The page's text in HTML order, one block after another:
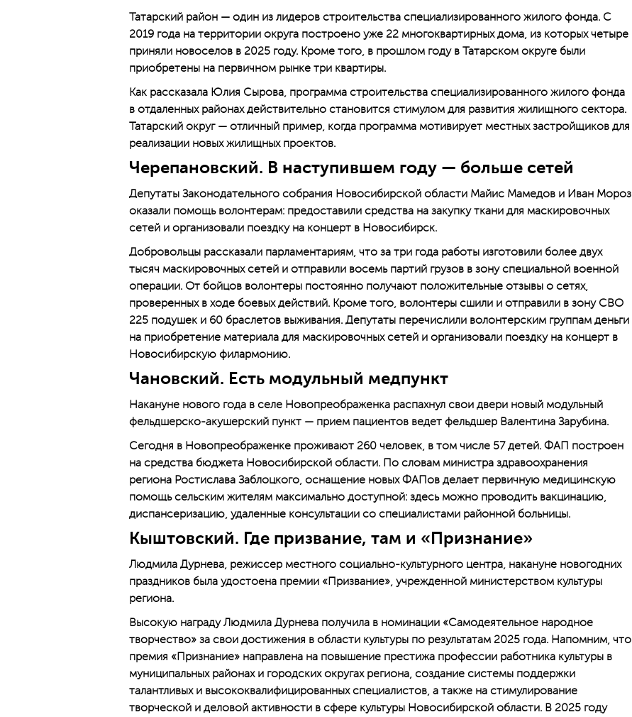
Татарский район — один из лидеров строительства специа­лизированного жилого фонда. С
2019 года на территории округа построено уже 22 многоквартирных дома, из которых четыре
приняли новоселов в 2025 году. Кроме того, в прошлом году в Татарском округе были
приобретены на первичном рынке три квартиры.
Как рассказала Юлия Сырова, программа строительства специализированного жилого фонда
в отдаленных районах действительно становится стимулом для развития жилищного сектора.
Татарский округ — отличный пример, когда программа мотивирует местных застройщиков для
реализации новых жилищных проектов.
Черепановский. В наступившем году — больше сетей
Депутаты Законодательного собрания Новосибирской области Майис Мамедов и Иван Мороз
оказали помощь волонтерам: предоставили средства на закупку ткани для маскировочных
сетей и организовали поездку на концерт в Новосибирск.
Добровольцы рассказали парламентариям, что за три года работы изготовили более двух
тысяч маскировочных сетей и отправили восемь партий грузов в зону специальной военной
операции. От бойцов волонтеры постоянно получают положительные отзывы о сетях,
проверенных в ходе боевых действий. Кроме того, волонтеры сшили и отправили в зону СВО
225 подушек и 60 браслетов выживания. Депутаты перечислили волонтерским группам деньги
на приобретение материала для маскировочных сетей и организовали поездку на концерт в
Новосибирскую филармонию.
Чановский. Есть модульный медпункт
Накануне нового года в селе Новопреображенка распахнул свои двери новый модульный
фельдшерско-акушерский пункт — прием пациентов ведет фельдшер Валентина Зарубина.
Сегодня в Новопреображенке проживают 260 человек, в том числе 57 детей. ФАП построен
на средства бюджета Новосибирской области. По словам министра здравоохранения
региона ­Ростислава Заблоцкого, оснащение новых ФАПов делает первичную медицинскую
помощь сельским жителям максимально доступной: здесь можно проводить вакцинацию,
диспансеризацию, удаленные консультации со специалистами районной больницы.
Кыштовский. Где призвание, там и «Признание»
Людмила Дурнева, режиссер местного социально-культурного центра, накануне новогодних
праздников была удостоена премии «Призвание», учрежденной министерством культуры
региона.
Высокую награду Людмила Дурнева получила в номинации «Самодеятельное народное
творчество» за свои достижения в области культуры по результатам 2025 года. Напомним, что
премия «Признание» направлена на повышение престижа профессии работника культуры в
муниципальных районах и городских округах региона, создание системы поддержки
талантливых и высококвалифицированных специалистов, а также на стимулирование
творческой и деловой активности в сфере культуры Новосибирской области. В 2025 году